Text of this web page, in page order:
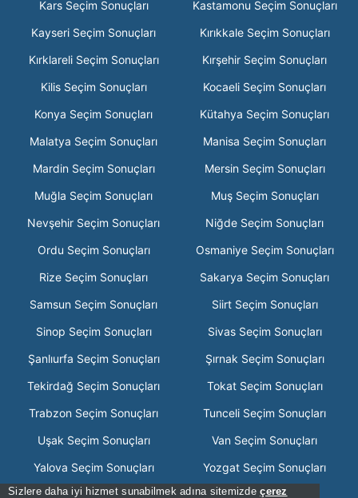
Sizlere daha iyi hizmet sunabilmek adına sitemizdeçerez
Kars Seçim Sonuçları
Kastamonu Seçim Sonuçları
Kayseri Seçim Sonuçları
Kırıkkale Seçim Sonuçları
Kırklareli Seçim Sonuçları
Kırşehir Seçim Sonuçları
Kilis Seçim Sonuçları
Kocaeli Seçim Sonuçları
Konya Seçim Sonuçları
Kütahya Seçim Sonuçları
Malatya Seçim Sonuçları
Manisa Seçim Sonuçları
Mardin Seçim Sonuçları
Mersin Seçim Sonuçları
Muğla Seçim Sonuçları
Muş Seçim Sonuçları
Nevşehir Seçim Sonuçları
Niğde Seçim Sonuçları
Ordu Seçim Sonuçları
Osmaniye Seçim Sonuçları
Rize Seçim Sonuçları
Sakarya Seçim Sonuçları
Samsun Seçim Sonuçları
Siirt Seçim Sonuçları
Sinop Seçim Sonuçları
Sivas Seçim Sonuçları
Şanlıurfa Seçim Sonuçları
Şırnak Seçim Sonuçları
Tekirdağ Seçim Sonuçları
Tokat Seçim Sonuçları
Trabzon Seçim Sonuçları
Tunceli Seçim Sonuçları
Uşak Seçim Sonuçları
Van Seçim Sonuçları
Yalova Seçim Sonuçları
Yozgat Seçim Sonuçları
Zonguldak Seçim Sonuçları